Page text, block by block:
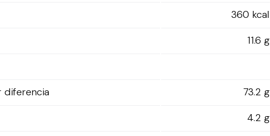
360 kcal
11.6 g
diferencia
73.2 g
4.2 g